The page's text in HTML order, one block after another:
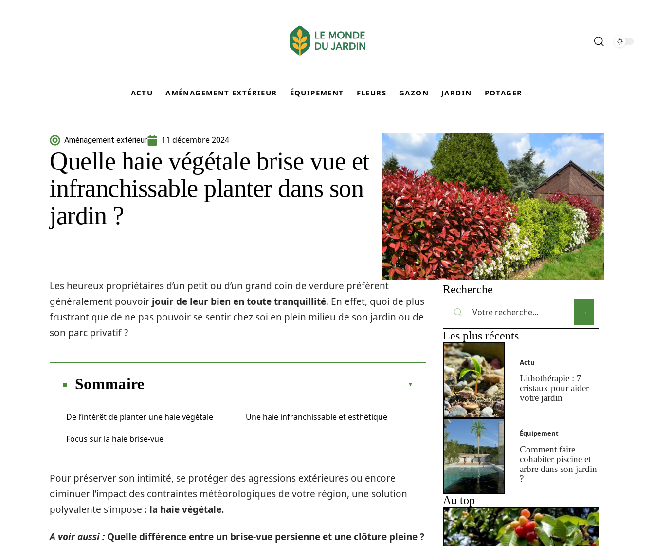
ACTU AMÉNAGEMENT EXTÉRIEUR ÉQUIPEMENT FLEURS GAZON JARDIN POTAGER
Aménagement extérieur 11 décembre 2024
Quelle haie végétale brise vue et
infranchissable planter dans son
jardin ?
Les heureux propriétaires d’un petit ou d’un grand coin de verdure préfèrent
généralement pouvoir jouir de leur bien en toute tranquillité. En effet, quoi de plus
frustrant que de ne pas pouvoir se sentir chez soi en plein milieu de son jardin ou de
son parc privatif ?
Sommaire
De l’intérêt de planter une haie végétale
Focus sur la haie brise-vue
Une haie infranchissable et esthétique
Pour préserver son intimité, se protéger des agressions extérieures ou encore
diminuer l’impact des contraintes météorologiques de votre région, une solution
polyvalente s’impose : la haie végétale.
A voir aussi : Quelle différence entre un brise-vue persienne et une clôture pleine ?
Recherche
Les plus récents
Actu
Lithothérapie : 7
cristaux pour aider
votre jardin
Équipement
Comment faire
cohabiter piscine et
arbre dans son jardin
?
Au top